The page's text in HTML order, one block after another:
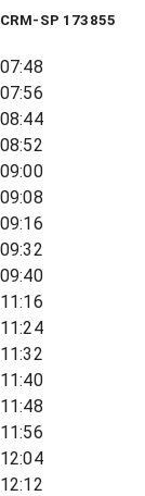
CRM-SP 173855
07:48
07:56
08:44
08:52
09:00
09:08
09:16
09:32
09:40
11:16
11:24
11:32
11:40
11:48
11:56
12:04
12:12